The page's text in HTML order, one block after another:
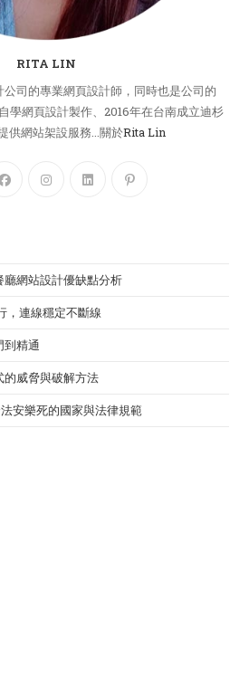
RITA LIN
司的專業網頁設計師，同時也是公司的
學網頁設計製作、2016年在台南成立迪杉
供網站架設服務...關於Rita Lin
網站設計優缺點分析
，連線穩定不斷線
到精通
威脅與破解方法
安樂死的國家與法律規範